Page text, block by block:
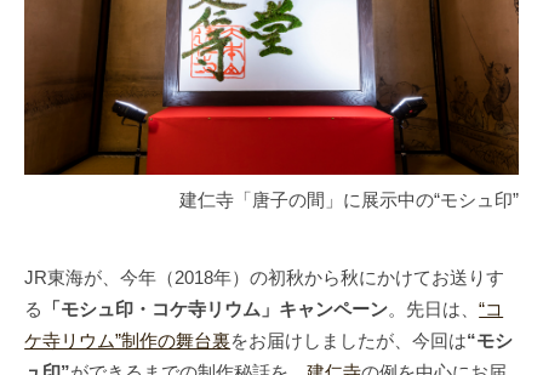
建仁寺「唐子の間」に展示中の“モシュ印”
JR東海が、今年（2018年）の初秋から秋にかけてお送りす
る
「モシュ印・コケ寺リウム」キャンペーン。先日は、“コ
ケ寺リウム”制作の舞台裏をお届けしましたが、今回は“モシ